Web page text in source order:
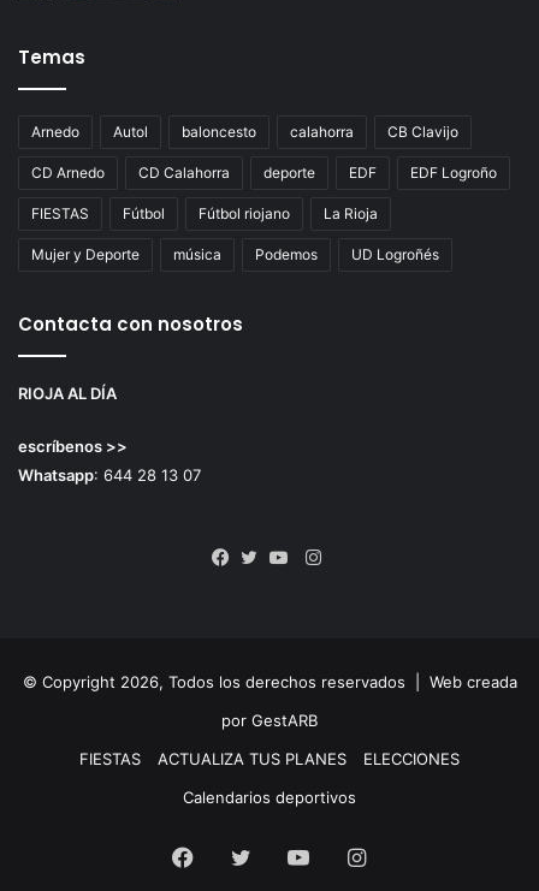
Temas
Arnedo Autol baloncesto calahorra CB Clavijo
CD Arnedo CD Calahorra deporte EDF EDF Logroño
FIESTAS Fútbol Fútbol riojano La Rioja
Mujer y Deporte música Podemos UD Logroñés
Contacta con nosotros
RIOJA AL DÍA
escríbenos >>
Whatsapp: 644 28 13 07
Instagram
© Copyright 2026, Todos los derechos reservados | Web creada
por GestARB
FIESTAS
ACTUALIZA TUS PLANES
ELECCIONES
Calendarios deportivos
Facebook
Twitter YouTubeInstagram